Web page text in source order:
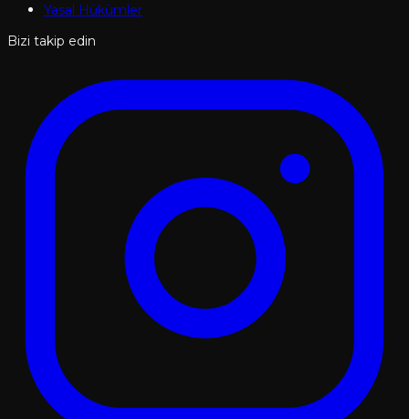
Yasal Hükümler
Bizi takip edin